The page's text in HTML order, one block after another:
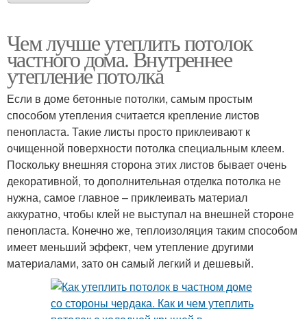
Чем лучше утеплить потолок
частного дома. Внутреннее
утепление потолка
Если в доме бетонные потолки, самым простым
способом утепления считается крепление листов
пенопласта. Такие листы просто приклеивают к
очищенной поверхности потолка специальным клеем.
Поскольку внешняя сторона этих листов бывает очень
декоративной, то дополнительная отделка потолка не
нужна, самое главное – приклеивать материал
аккуратно, чтобы клей не выступал на внешней стороне
пенопласта. Конечно же, теплоизоляция таким способом
имеет меньший эффект, чем утепление другими
материалами, зато он самый легкий и дешевый.